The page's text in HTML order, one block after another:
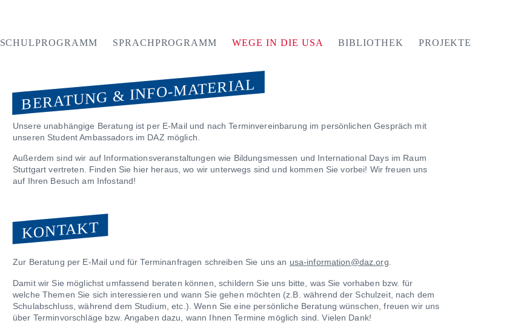
SCHULPROGRAMM SPRACHPROGRAMM WEGE IN DIE USA BIBLIOTHEK PROJEKTE
BERATUNG & INFO-MATERIAL
Unsere unabhängige Beratung ist per E-Mail und nach Terminvereinbarung im persönlichen Gespräch mit
unseren Student Ambassadors im DAZ möglich.
Außerdem sind wir auf Informationsveranstaltungen wie Bildungsmessen und International Days im Raum
Stuttgart vertreten. Finden Sie hier heraus, wo wir unterwegs sind und kommen Sie vorbei! Wir freuen uns
auf Ihren Besuch am Infostand!
KONTAKT
Zur Beratung per E-Mail und für Terminanfragen schreiben Sie uns an usa-information@daz.org.
Damit wir Sie möglichst umfassend beraten können, schildern Sie uns bitte, was Sie vorhaben bzw. für
welche Themen Sie sich interessieren und wann Sie gehen möchten (z.B. während der Schulzeit, nach dem
Schulabschluss, während dem Studium, etc.). Wenn Sie eine persönliche Beratung wünschen, freuen wir uns
über Terminvorschläge bzw. Angaben dazu, wann Ihnen Termine möglich sind. Vielen Dank!